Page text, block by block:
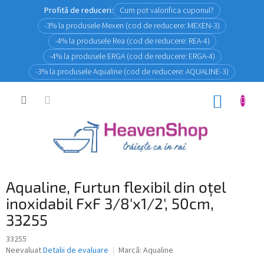
Profită de reduceri:
Cum pot valorifica cuponul?
-3% la produsele Mexen (cod de reducere: MEXEN-3)
-4% la produsele Rea (cod de reducere: REA-4)
-4% la produsele ERGA (cod de reducere: ERGA-4)
-3% la produsele Aqualine (cod de reducere: AQUALINE-3)
COŞ
Aqualine, Furtun flexibil din oțel
inoxidabil FxF 3/8'x1/2', 50cm,
33255
33255
Evaluarea
NeevaluatDetalii de evaluare Marcă: Aqualine